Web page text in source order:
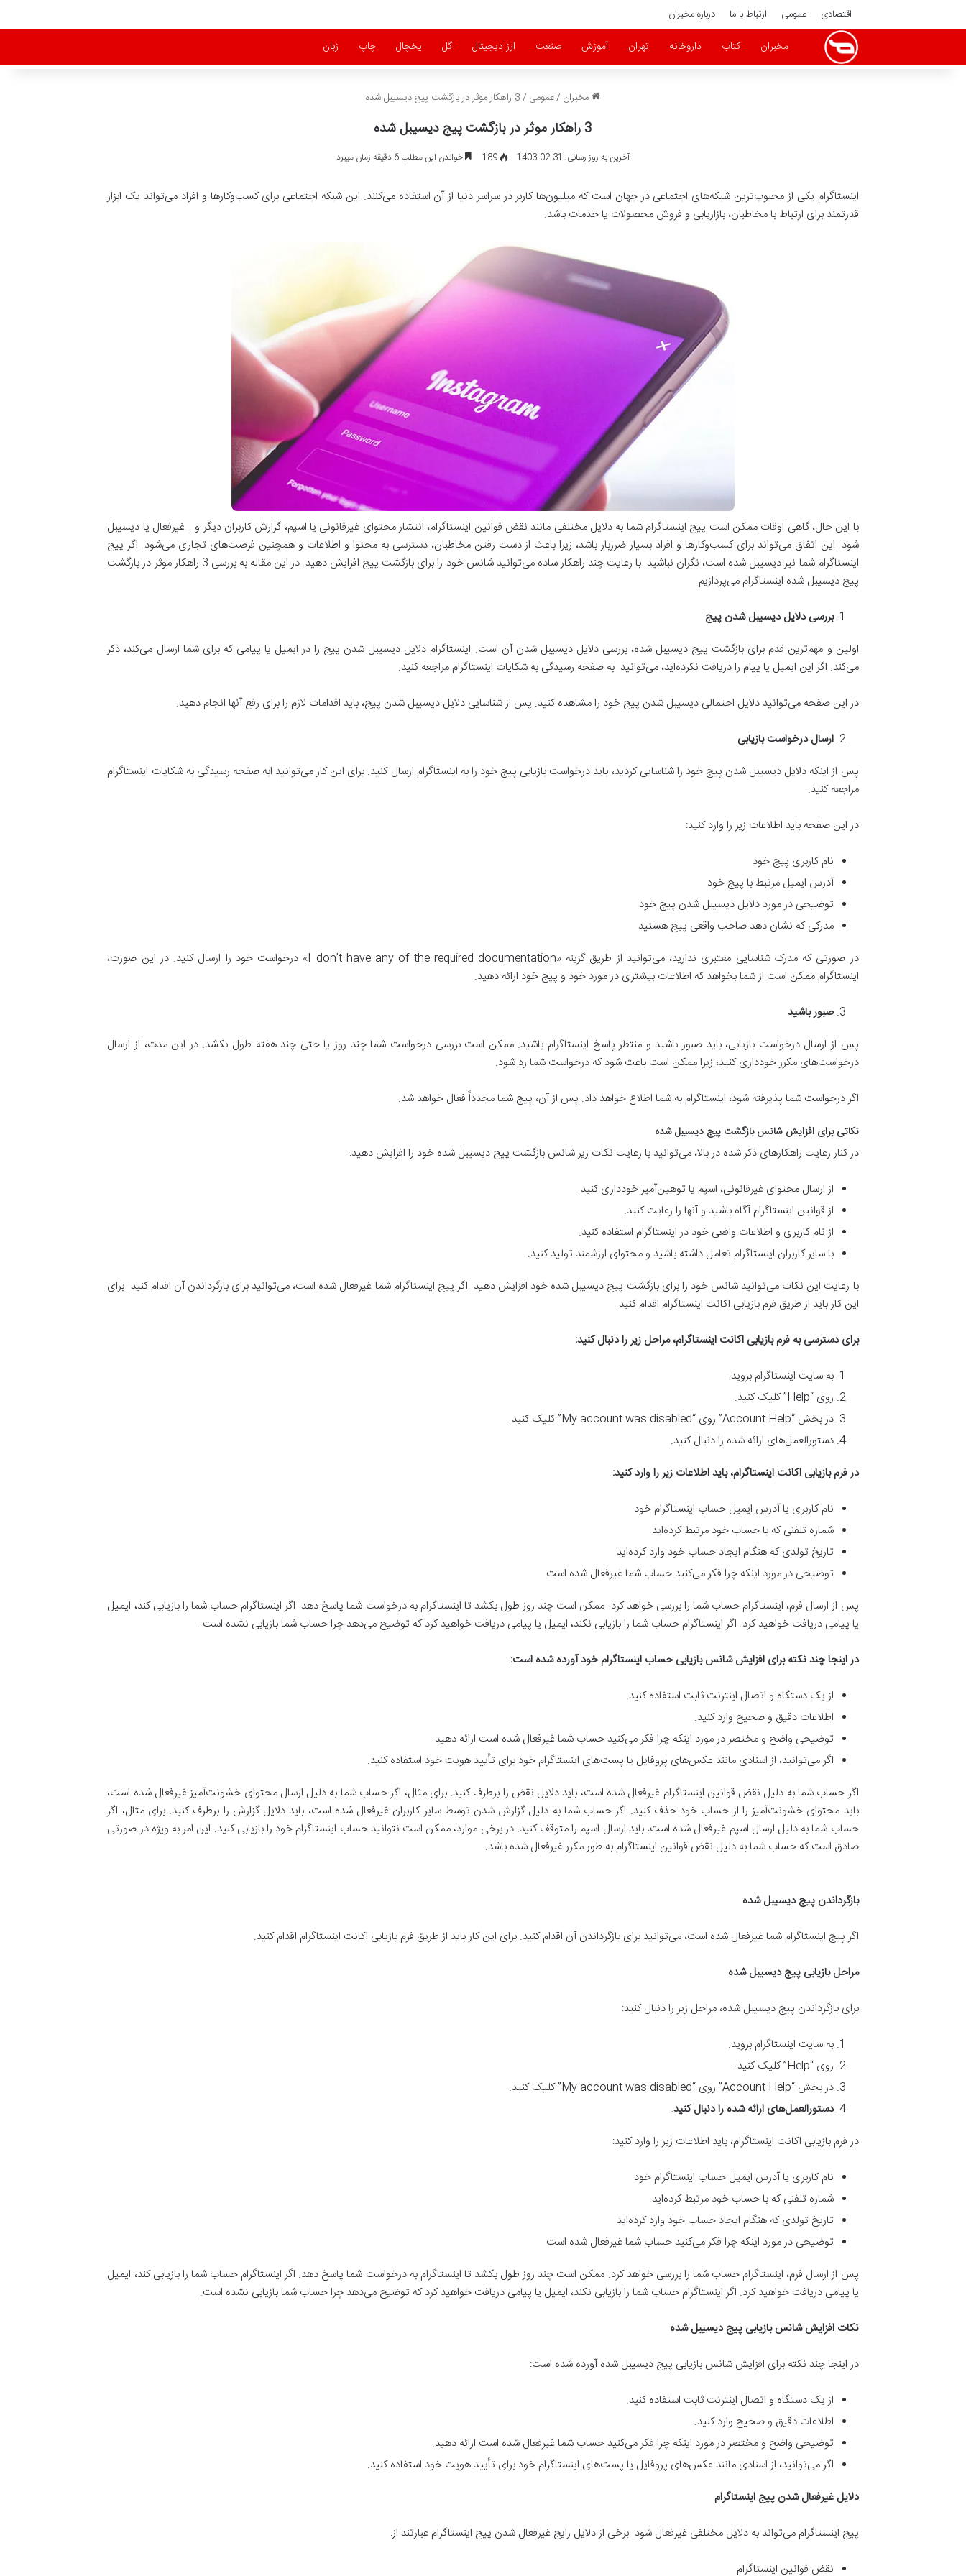
اقتصادی عمومی ارتباط با ما درباره مخبران
مخبران کتاب داروخانه تهران آموزش صنعت ارز دیجیتال گل یخچال چاپ زبان
مخبران /عمومی /3 راهکار موثر در بازگشت پیج دیسیبل شده
3 راهکار موثر در بازگشت پیج دیسیبل شده
آخرین به روز رسانی: 31-02-1403 189 خواندن این مطلب 6 دقیقه زمان میبرد
اینستاگرام یکی از محبوب‌ترین شبکه‌های اجتماعی در جهان است که میلیون‌ها کاربر در سراسر دنیا از آن استفاده می‌کنند. این شبکه اجتماعی برای کسب‌وکارها و افراد می‌تواند یک ابزار
قدرتمند برای ارتباط با مخاطبان، بازاریابی و فروش محصولات یا خدمات باشد.
با این حال، گاهی اوقات ممکن است پیج اینستاگرام شما به دلایل مختلفی مانند نقض قوانین اینستاگرام، انتشار محتوای غیرقانونی یا اسپم، گزارش کاربران دیگر و… غیرفعال یا دیسیبل
شود. این اتفاق می‌تواند برای کسب‌وکارها و افراد بسیار ضرربار باشد، زیرا باعث از دست رفتن مخاطبان، دسترسی به محتوا و اطلاعات و همچنین فرصت‌های تجاری می‌شود. اگر پیج
اینستاگرام شما نیز دیسیبل شده است، نگران نباشید. با رعایت چند راهکار ساده می‌توانید شانس خود را برای بازگشت پیج افزایش دهید. در این مقاله به بررسی 3 راهکار موثر در بازگشت
پیج دیسیبل شده اینستاگرام می‌پردازیم.
بررسی دلایل دیسیبل شدن پیج
اولین و مهم‌ترین قدم برای بازگشت پیج دیسیبل شده، بررسی دلایل دیسیبل شدن آن است. اینستاگرام دلایل دیسیبل شدن پیج را در ایمیل یا پیامی که برای شما ارسال می‌کند، ذکر
می‌کند. اگر این ایمیل یا پیام را دریافت نکرده‌اید، می‌توانید به صفحه رسیدگی به شکایات اینستاگرام مراجعه کنید.
در این صفحه می‌توانید دلایل احتمالی دیسیبل شدن پیج خود را مشاهده کنید. پس از شناسایی دلایل دیسیبل شدن پیج، باید اقدامات لازم را برای رفع آنها انجام دهید.
ارسال درخواست بازیابی
پس از اینکه دلایل دیسیبل شدن پیج خود را شناسایی کردید، باید درخواست بازیابی پیج خود را به اینستاگرام ارسال کنید. برای این کار می‌توانید ابه صفحه رسیدگی به شکایات اینستاگرام
مراجعه کنید.
در این صفحه باید اطلاعات زیر را وارد کنید:
نام کاربری پیج خود
آدرس ایمیل مرتبط با پیج خود
توضیحی در مورد دلایل دیسیبل شدن پیج خود
مدرکی که نشان دهد صاحب واقعی پیج هستید
در صورتی که مدرک شناسایی معتبری ندارید، می‌توانید از طریق گزینه «I don’t have any of the required documentation» درخواست خود را ارسال کنید. در این صورت،
اینستاگرام ممکن است از شما بخواهد که اطلاعات بیشتری در مورد خود و پیج خود ارائه دهید.
صبور باشید
پس از ارسال درخواست بازیابی، باید صبور باشید و منتظر پاسخ اینستاگرام باشید. ممکن است بررسی درخواست شما چند روز یا حتی چند هفته طول بکشد. در این مدت، از ارسال
درخواست‌های مکرر خودداری کنید، زیرا ممکن است باعث شود که درخواست شما رد شود.
اگر درخواست شما پذیرفته شود، اینستاگرام به شما اطلاع خواهد داد. پس از آن، پیج شما مجدداً فعال خواهد شد.
نکاتی برای افزایش شانس بازگشت پیج دیسیبل شده
در کنار رعایت راهکارهای ذکر شده در بالا، می‌توانید با رعایت نکات زیر شانس بازگشت پیج دیسیبل شده خود را افزایش دهید:
از ارسال محتوای غیرقانونی، اسپم یا توهین‌آمیز خودداری کنید.
از قوانین اینستاگرام آگاه باشید و آنها را رعایت کنید.
از نام کاربری و اطلاعات واقعی خود در اینستاگرام استفاده کنید.
با سایر کاربران اینستاگرام تعامل داشته باشید و محتوای ارزشمند تولید کنید.
با رعایت این نکات می‌توانید شانس خود را برای بازگشت پیج دیسیبل شده خود افزایش دهید. اگر پیج اینستاگرام شما غیرفعال شده است، می‌توانید برای بازگرداندن آن اقدام کنید. برای
این کار باید از طریق فرم بازیابی اکانت اینستاگرام اقدام کنید.
برای دسترسی به فرم بازیابی اکانت اینستاگرام، مراحل زیر را دنبال کنید:
به سایت اینستاگرام بروید.
روی “Help” کلیک کنید.
در بخش “Account Help” روی “My account was disabled” کلیک کنید.
دستورالعمل‌های ارائه شده را دنبال کنید.
در فرم بازیابی اکانت اینستاگرام، باید اطلاعات زیر را وارد کنید:
نام کاربری یا آدرس ایمیل حساب اینستاگرام خود
شماره تلفنی که با حساب خود مرتبط کرده‌اید
تاریخ تولدی که هنگام ایجاد حساب خود وارد کرده‌اید
توضیحی در مورد اینکه چرا فکر می‌کنید حساب شما غیرفعال شده است
پس از ارسال فرم، اینستاگرام حساب شما را بررسی خواهد کرد. ممکن است چند روز طول بکشد تا اینستاگرام به درخواست شما پاسخ دهد. اگر اینستاگرام حساب شما را بازیابی کند، ایمیل
یا پیامی دریافت خواهید کرد. اگر اینستاگرام حساب شما را بازیابی نکند، ایمیل یا پیامی دریافت خواهید کرد که توضیح می‌دهد چرا حساب شما بازیابی نشده است.
در اینجا چند نکته برای افزایش شانس بازیابی حساب اینستاگرام خود آورده شده است:
از یک دستگاه و اتصال اینترنت ثابت استفاده کنید.
اطلاعات دقیق و صحیح وارد کنید.
توضیحی واضح و مختصر در مورد اینکه چرا فکر می‌کنید حساب شما غیرفعال شده است ارائه دهید.
اگر می‌توانید، از اسنادی مانند عکس‌های پروفایل یا پست‌های اینستاگرام خود برای تأیید هویت خود استفاده کنید.
اگر حساب شما به دلیل نقض قوانین اینستاگرام غیرفعال شده است، باید دلایل نقض را برطرف کنید. برای مثال، اگر حساب شما به دلیل ارسال محتوای خشونت‌آمیز غیرفعال شده است،
باید محتوای خشونت‌آمیز را از حساب خود حذف کنید. اگر حساب شما به دلیل گزارش شدن توسط سایر کاربران غیرفعال شده است، باید دلایل گزارش را برطرف کنید. برای مثال، اگر
حساب شما به دلیل ارسال اسپم غیرفعال شده است، باید ارسال اسپم را متوقف کنید. در برخی موارد، ممکن است نتوانید حساب اینستاگرام خود را بازیابی کنید. این امر به ویژه در صورتی
صادق است که حساب شما به دلیل نقض قوانین اینستاگرام به طور مکرر غیرفعال شده باشد.
بازگرداندن پیج دیسیبل شده
اگر پیج اینستاگرام شما غیرفعال شده است، می‌توانید برای بازگرداندن آن اقدام کنید. برای این کار باید از طریق فرم بازیابی اکانت اینستاگرام اقدام کنید.
مراحل بازیابی پیج دیسیبل شده
برای بازگرداندن پیج دیسیبل شده، مراحل زیر را دنبال کنید:
به سایت اینستاگرام بروید.
روی “Help” کلیک کنید.
در بخش “Account Help” روی “My account was disabled” کلیک کنید.
دستورالعمل‌های ارائه شده را دنبال کنید.
در فرم بازیابی اکانت اینستاگرام، باید اطلاعات زیر را وارد کنید:
نام کاربری یا آدرس ایمیل حساب اینستاگرام خود
شماره تلفنی که با حساب خود مرتبط کرده‌اید
تاریخ تولدی که هنگام ایجاد حساب خود وارد کرده‌اید
توضیحی در مورد اینکه چرا فکر می‌کنید حساب شما غیرفعال شده است
پس از ارسال فرم، اینستاگرام حساب شما را بررسی خواهد کرد. ممکن است چند روز طول بکشد تا اینستاگرام به درخواست شما پاسخ دهد. اگر اینستاگرام حساب شما را بازیابی کند، ایمیل
یا پیامی دریافت خواهید کرد. اگر اینستاگرام حساب شما را بازیابی نکند، ایمیل یا پیامی دریافت خواهید کرد که توضیح می‌دهد چرا حساب شما بازیابی نشده است.
نکات افزایش شانس بازیابی پیج دیسیبل شده
در اینجا چند نکته برای افزایش شانس بازیابی پیج دیسیبل شده آورده شده است:
از یک دستگاه و اتصال اینترنت ثابت استفاده کنید.
اطلاعات دقیق و صحیح وارد کنید.
توضیحی واضح و مختصر در مورد اینکه چرا فکر می‌کنید حساب شما غیرفعال شده است ارائه دهید.
اگر می‌توانید، از اسنادی مانند عکس‌های پروفایل یا پست‌های اینستاگرام خود برای تأیید هویت خود استفاده کنید.
دلایل غیرفعال شدن پیج اینستاگرام
پیج اینستاگرام می‌تواند به دلایل مختلفی غیرفعال شود. برخی از دلایل رایج غیرفعال شدن پیج اینستاگرام عبارتند از:
نقض قوانین اینستاگرام